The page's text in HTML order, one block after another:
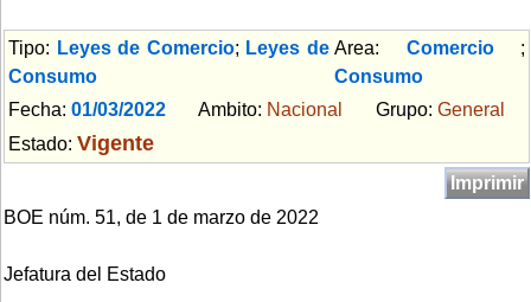
Tipo: Leyes de Comercio; Leyes de
Consumo
Area: Comercio;
Consumo
Fecha: 01/03/2022 Ambito: Nacional Grupo: General
Estado: Vigente
Imprimir
BOE núm. 51, de 1 de marzo de 2022
Jefatura del Estado